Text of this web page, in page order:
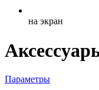
на экран
Параметры